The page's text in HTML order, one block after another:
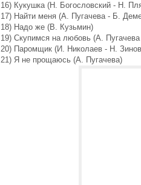
16) Кукушка (Н. Богословский - Н.
17) Найти меня (А. Пугачева - Б.
18) Надо же (В. Кузьмин)
19) Скупимся на любовь (А.
20) Паромщик (И. Николаев - Н.
21) Я не прощаюсь (А. Пугачева)